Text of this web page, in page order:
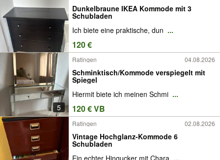
Dunkelbraune IKEA Kommode mit 3
Schubladen
Ich biete eine praktische, dun ...
120 €
5
Ratingen 04.08.2026
Schminktisch/Kommode verspiegelt mit
Spiegel
Hiermit biete ich meinen Schmi ...
120 € VB
Ratingen 02.08.2026
Vintage Hochglanz-Kommode 6
Schubladen